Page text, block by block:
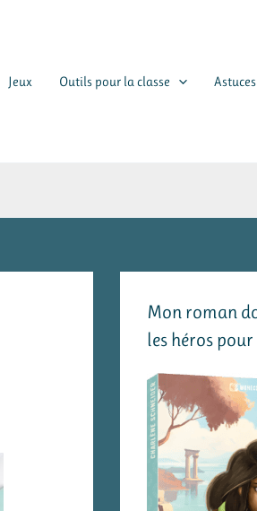
Jeux Outils pour la classe Astuces
Mon roman
les héros